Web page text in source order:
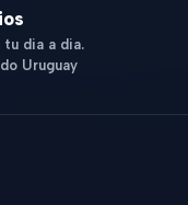
dia a dia.
Uruguay